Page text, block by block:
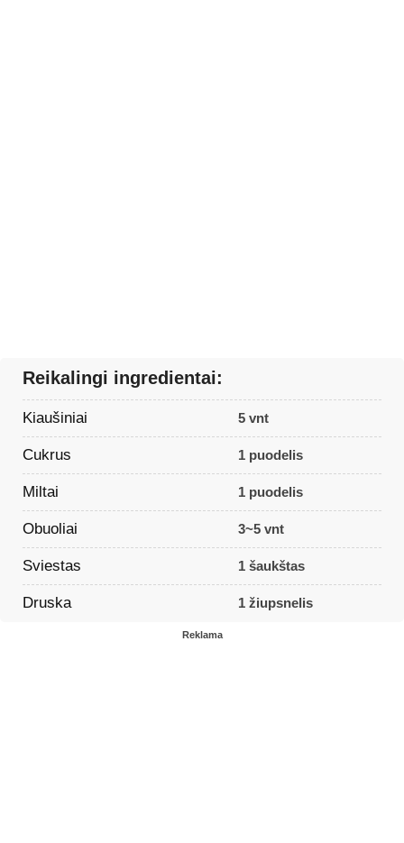
Reikalingi ingredientai:
Kiaušiniai 5 vnt
Cukrus 1 puodelis
Miltai 1 puodelis
Obuoliai 3~5 vnt
Sviestas 1 šaukštas
Druska 1 žiupsnelis
Reklama